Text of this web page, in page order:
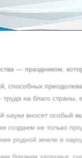
— праздником,
способных
на благо страны,
науки вносят особый
создаем не только
родной земле и